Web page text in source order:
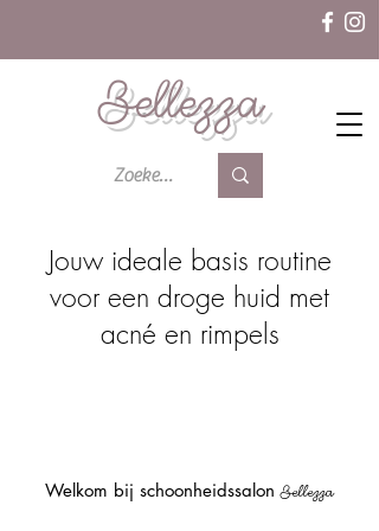
Bellezza
Jouw ideale basis routine
voor een droge huid met
acné en rimpels
Welkom bij schoonheidssalonBellezza